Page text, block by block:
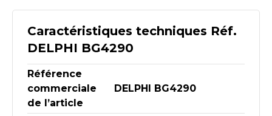
Caractéristiques techniques Réf.
DELPHI BG4290
Référence
commerciale
de l’article
DELPHI BG4290